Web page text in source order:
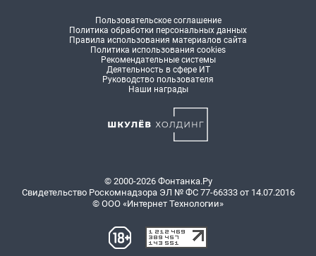
Пользовательское соглашение
Политика обработки персональных данных
Правила использования материалов сайта
Политика использования cookies
Рекомендательные системы
Деятельность в сфере ИТ
Руководство пользователя
Наши награды
© 2000-2026 Фонтанка.Ру
Свидетельство Роскомнадзора ЭЛ № ФС 77-66333 от 14.07.2016
© ООО «Интернет Технологии»